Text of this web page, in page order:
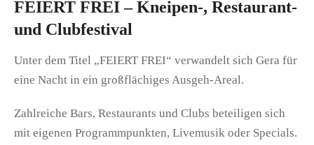
FEIERT FREI – Kneipen-, Restaurant-
und Clubfestival
Unter dem Titel „FEIERT FREI“ verwandelt sich Gera für
eine Nacht in ein großflächiges Ausgeh-Areal.
Zahlreiche Bars, Restaurants und Clubs beteiligen sich
mit eigenen Programmpunkten, Livemusik oder Specials.